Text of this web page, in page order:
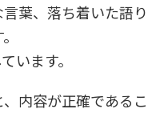
葉、落ち着いた語り
います。
内容が正確であるこ